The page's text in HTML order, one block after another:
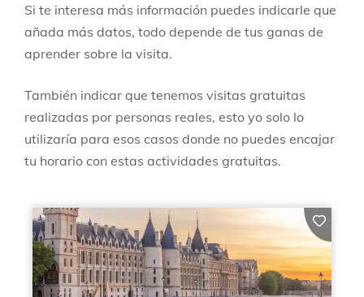
Si te interesa más información puedes indicarle que
añada más datos, todo depende de tus ganas de
aprender sobre la visita.
También indicar que tenemos visitas gratuitas
realizadas por personas reales, esto yo solo lo
utilizaría para esos casos donde no puedes encajar
tu horario con estas actividades gratuitas.